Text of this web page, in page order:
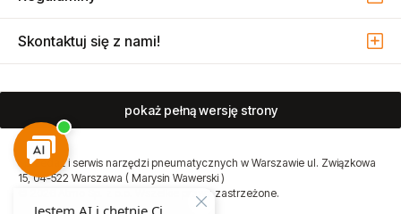
Skontaktuj się z nami!
pokaż pełną wersję strony
Sprzedaż i serwis narzędzi pneumatycznych w Warszawie ul. Związkowa
15, 04-522 Warszawa ( Marysin Wawerski )
© 2026 Atmo Sp. z o.o. Wszelkie prawa zastrzeżone.